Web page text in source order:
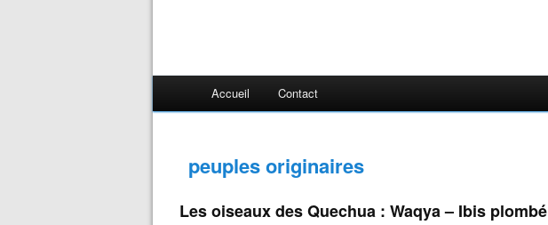
Accueil Contact
peuples originaires
Les oiseaux des Quechua : Waqya – Ibis plombé